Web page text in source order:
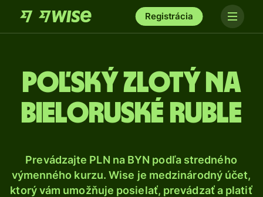
Registrácia
Poľský zlotý na
bieloruské ruble
Prevádzajte PLN na BYN podľa stredného
výmenného kurzu. Wise je medzinárodný účet,
ktorý vám umožňuje posielať, prevádzať a platiť